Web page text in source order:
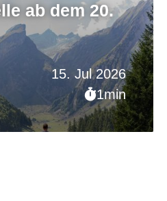
15. Jul 2026
1min
ab dem 20.